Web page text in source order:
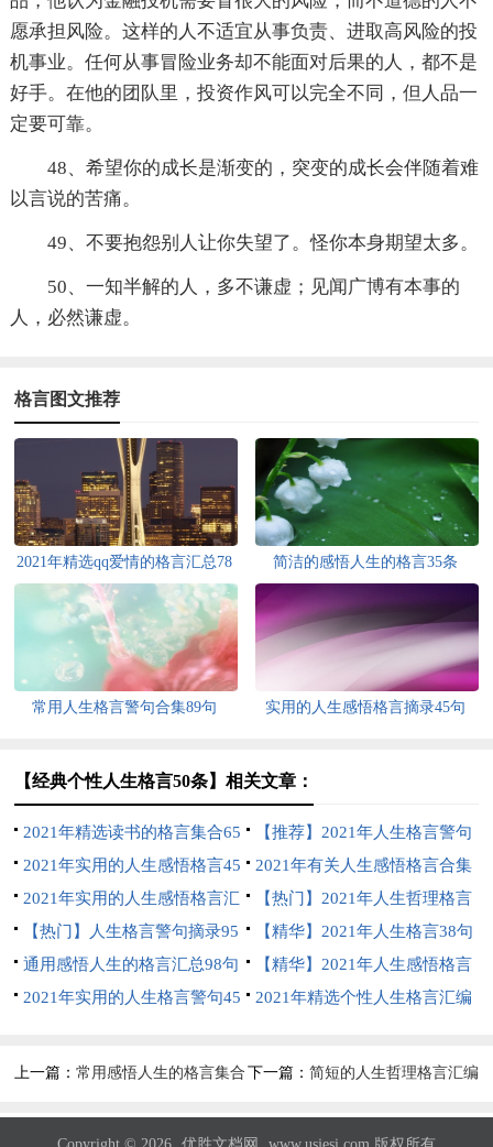
愿承担风险。这样的人不适宜从事负责、进取高风险的投
机事业。任何从事冒险业务却不能面对后果的人，都不是
好手。在他的团队里，投资作风可以完全不同，但人品一
定要可靠。
48、希望你的成长是渐变的，突变的成长会伴随着难
以言说的苦痛。
49、不要抱怨别人让你失望了。怪你本身期望太多。
50、一知半解的人，多不谦虚；见闻广博有本事的
人，必然谦虚。
格言图文推荐
2021年精选qq爱情的格言汇总78
句
简洁的感悟人生的格言35条
常用人生格言警句合集89句 实用的人生感悟格言摘录45句
【经典个性人生格言50条】相关文章：
2021年精选读书的格言集合65
条
【推荐】2021年人生格言警句
摘录96条
2021年实用的人生感悟格言45
句
2021年有关人生感悟格言合集
86条
2021年实用的人生感悟格言汇
总66句
【热门】2021年人生哲理格言
摘录58句
【热门】人生格言警句摘录95
句
【精华】2021年人生格言38句
通用感悟人生的格言汇总98句
【精华】2021年人生感悟格言
集合60条
2021年实用的人生格言警句45
2021年精选个性人生格言汇编
上一篇：常用感悟人生的格言集合 下一篇： 简短的人生哲理格言汇编